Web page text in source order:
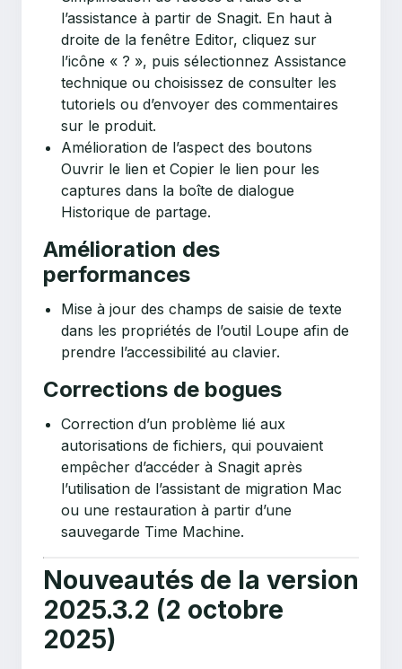
l’assistance à partir de Snagit. En haut à
droite de la fenêtre Editor, cliquez sur
l’icône « ? », puis sélectionnez Assistance
technique ou choisissez de consulter les
tutoriels ou d’envoyer des commentaires
sur le produit.
Amélioration de l’aspect des boutons
Ouvrir le lien et Copier le lien pour les
captures dans la boîte de dialogue
Historique de partage.
Amélioration des
performances
Mise à jour des champs de saisie de texte
dans les propriétés de l’outil Loupe afin de
prendre l’accessibilité au clavier.
Corrections de bogues
Correction d’un problème lié aux
autorisations de fichiers, qui pouvaient
empêcher d’accéder à Snagit après
l’utilisation de l’assistant de migration Mac
ou une restauration à partir d’une
sauvegarde Time Machine.
Nouveautés de la version
2025.3.2 (2 octobre
2025)